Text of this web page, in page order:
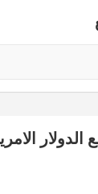
الدولار